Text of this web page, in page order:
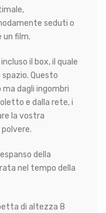
seduti o
un film.
il box, il quale
Questo
dagli ingombri
e dalla rete, i
la vostra
della
nel tempo della
di altezza 8